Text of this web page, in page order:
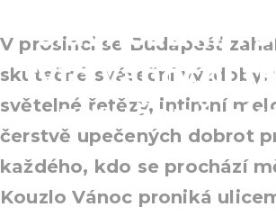
slavnostním
tyto vánoční
zaručeně
V prosinci se Budapešť
skutečné sváteční
světelné řetězy, intimní
čerstvě upečených dobrot
každého, kdo se prochází
Kouzlo Vánoc proniká